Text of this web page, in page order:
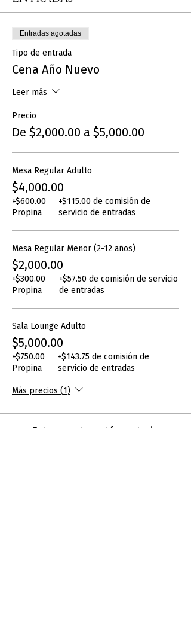
Entradas agotadas
Tipo de entrada
Cena Año Nuevo
Leer más
Precio
De $2,000.00 a $5,000.00
Mesa Regular Adulto
$4,000.00
+$600.00
Propina
+$115.00 de comisión de
servicio de entradas
Mesa Regular Menor (2-12 años)
$2,000.00
+$300.00
Propina
+$57.50 de comisión de servicio
de entradas
Sala Lounge Adulto
$5,000.00
+$750.00
Propina
+$143.75 de comisión de
servicio de entradas
Más precios (1)
Este evento está agotado